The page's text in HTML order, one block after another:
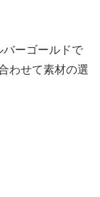
ーゴールドで
わせて素材の選